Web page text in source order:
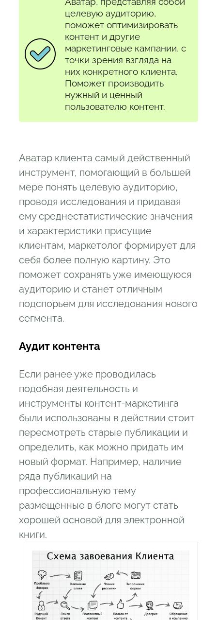
целевую аудиторию,
поможет оптимизировать
контент и другие
маркетинговые кампании, с
точки зрения взгляда на
них конкретного клиента.
Поможет производить
нужный и ценный
пользователю контент.
Аватар клиента самый действенный
инструмент, помогающий в большей
мере понять целевую аудиторию,
проводя исследования и придавая
ему среднестатистические значения
и характеристики присущие
клиентам, маркетолог формирует для
себя более полную картину. Это
поможет сохранять уже имеющуюся
аудиторию и станет отличным
подспорьем для исследования нового
сегмента.
Аудит контента
Если ранее уже проводилась
подобная деятельность и
инструменты контент-маркетинга
были использованы в действии стоит
пересмотреть старые публикации и
определить, как можно придать им
новый формат. Например, наличие
ряда публикаций на
профессиональную тему
размещенные в блоге могут стать
хорошей основой для электронной
книги.